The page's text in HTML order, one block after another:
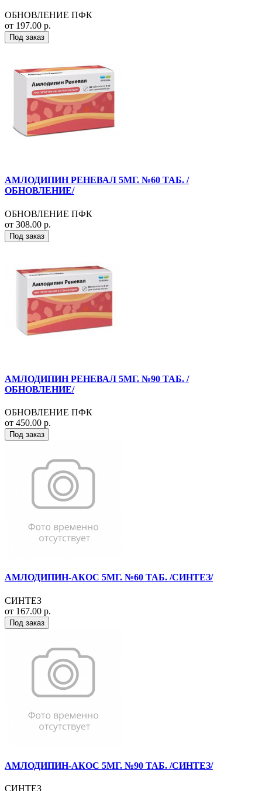
ОБНОВЛЕНИЕ ПФК
от 197.00 р.
Под заказ
АМЛОДИПИН РЕНЕВАЛ 5МГ. №60 ТАБ. /
ОБНОВЛЕНИЕ/
ОБНОВЛЕНИЕ ПФК
от 308.00 р.
Под заказ
АМЛОДИПИН РЕНЕВАЛ 5МГ. №90 ТАБ. /
ОБНОВЛЕНИЕ/
ОБНОВЛЕНИЕ ПФК
от 450.00 р.
Под заказ
АМЛОДИПИН-АКОС 5МГ. №60 ТАБ. /СИНТЕЗ/
СИНТЕЗ
от 167.00 р.
Под заказ
АМЛОДИПИН-АКОС 5МГ. №90 ТАБ. /СИНТЕЗ/
СИНТЕЗ